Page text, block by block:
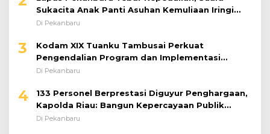
Sukacita Anak Panti Asuhan Kemuliaan Iringi
Bantuan Sosial
Di Pekanbaru
3
Kodam XIX Tuanku Tambusai Perkuat
Pengendalian Program dan Implementasi
Doktrin TNI AD
Di Pekanbaru
4
133 Personel Berprestasi Diguyur Penghargaan,
Kapolda Riau: Bangun Kepercayaan Publik
dengan Karya Nyata
Di Pekanbaru